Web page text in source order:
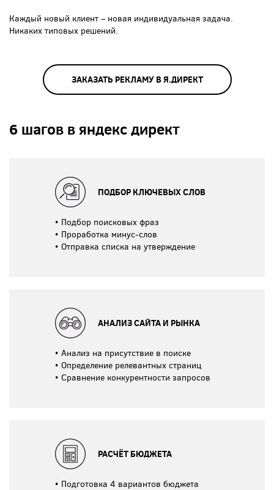
Каждый новый клиент – новая индивидуальная задача.
Никаких типовых решений.
ЗАКАЗАТЬ РЕКЛАМУ В Я.ДИРЕКТ
6 шагов в яндекс директ
ПОДБОР КЛЮЧЕВЫХ СЛОВ
Подбор поисковых фраз
Проработка минус-слов
Отправка списка на утверждение
АНАЛИЗ САЙТА И РЫНКА
Анализ на присутствие в поиске
Определение релевантных страниц
Сравнение конкурентности запросов
РАСЧЁТ БЮДЖЕТА
Подготовка 4 вариантов бюджета